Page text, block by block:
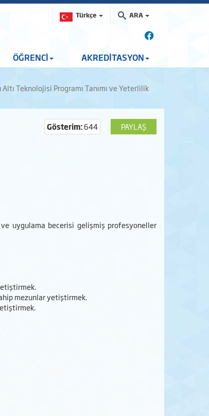
Türkçe ARA
ÖĞRENCİ AKREDİTASYON
Altı Teknolojisi Programı Tanımı ve Yeterlilik
PAYLAŞ
Gösterim:644
uygulama becerisi gelişmiş profesyoneller
mezunlar yetiştirmek.